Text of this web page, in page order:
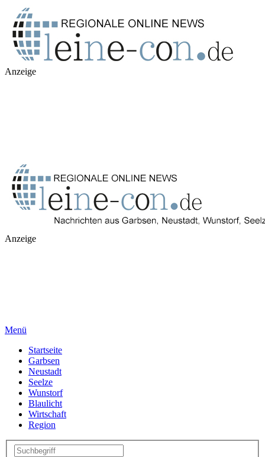
Anzeige
Anzeige
Menü
Startseite
Garbsen
Neustadt
Seelze
Wunstorf
Blaulicht
Wirtschaft
Region